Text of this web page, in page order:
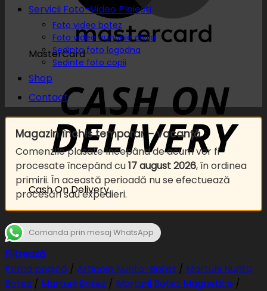
MasterCard
Cash On Delivery
Servicii Foto-Video Ploiesti
Foto video botez
Foto video cununie civila
Sedinta foto logodna
Sedinte foto copii
Shop
Contact
Magazin închis temporar – vacanță
Comenzile plasate începând de acum vor fi
procesate începând cu17 august 2026, în ordinea
primirii. În această perioadă nu se efectuează
procesări sau expedieri.
Comanda prin mesaj WhatsApp
Filtrează
Prima pagină / Articole Nunta-Botez / Marturii Nunta
Botez / Marturii Botez / Marturii Botez Magnetice /